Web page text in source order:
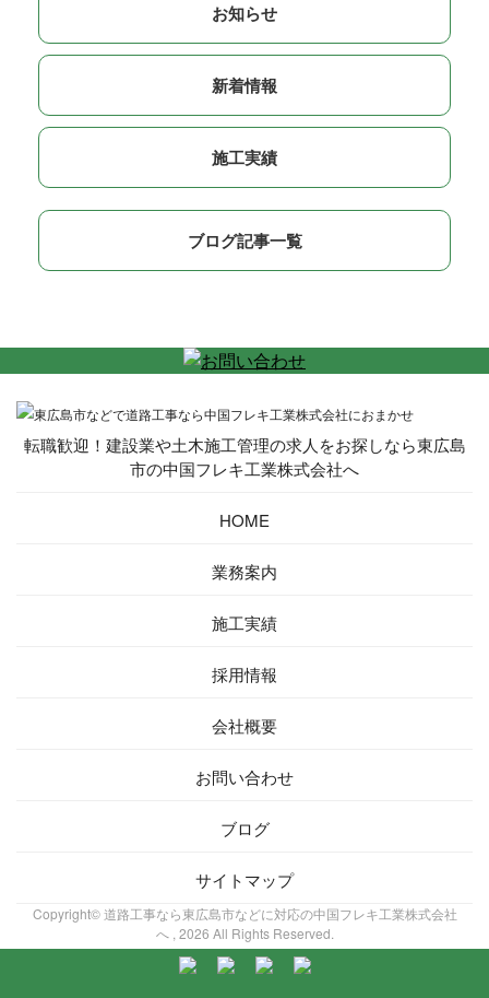
お知らせ
新着情報
施工実績
ブログ記事一覧
転職歓迎！建設業や土木施工管理の求人をお探しなら東広島
市の中国フレキ工業株式会社へ
HOME
業務案内
施工実績
採用情報
会社概要
お問い合わせ
ブログ
サイトマップ
Copyright© 道路工事なら東広島市などに対応の中国フレキ工業株式会社
へ , 2026 All Rights Reserved.